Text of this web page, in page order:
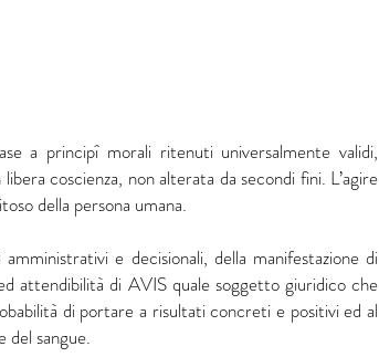
a principî morali ritenuti universalmente validi,
coscienza, non alterata da secondi fini. L’agire
della persona umana.
e decisionali, della manifestazione di
attendibilità di AVIS quale soggetto giuridico che
di portare a risultati concreti e positivi ed al
del sangue.